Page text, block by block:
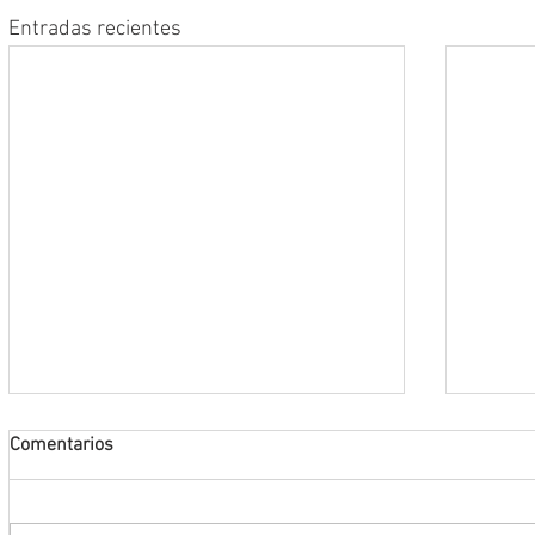
Entradas recientes
Comentarios